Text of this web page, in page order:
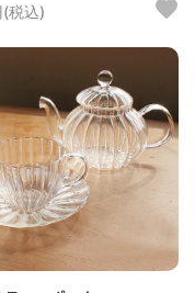
税込)